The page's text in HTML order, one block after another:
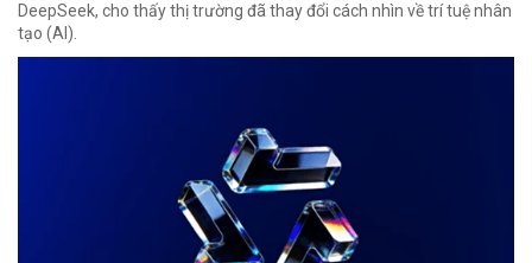
DeepSeek, cho thấy thị trường đã thay đổi cách nhìn về trí tuệ nhân
tạo (AI).